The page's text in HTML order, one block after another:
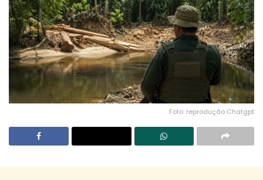
Foto: reprodução Chatgpt